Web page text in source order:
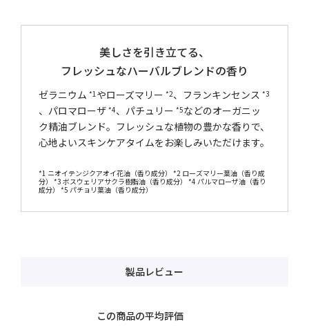
美しさを引き立てる、
フレッシュなハーバルブレンドの香り
ゼラニウム*1やローズマリー*2、フランキンセンス*3
、パロマローザ*4、パチュリー*5などのオーガニッ
ク精油ブレンド。フレッシュな植物の豊かな香りで、
心地よいスキンケアタイムをお楽しみいただけます。
*1 ニオイテンジクアオイ花油（香り成分） *2 ローズマリー葉油（香り成
分） *3 ボスウェリアサクラ樹脂油（香り成分） *4 パルマローザ油（香り
成分） *5 パチョリ葉油（香り成分）
製品レビュー